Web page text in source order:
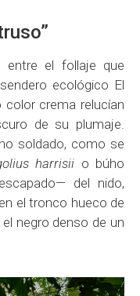
entre el follaje que
ecológico El
crema relucían
de su plumaje.
soldado, como se
harrisii o búho
del nido,
el tronco hueco de
negro denso de un